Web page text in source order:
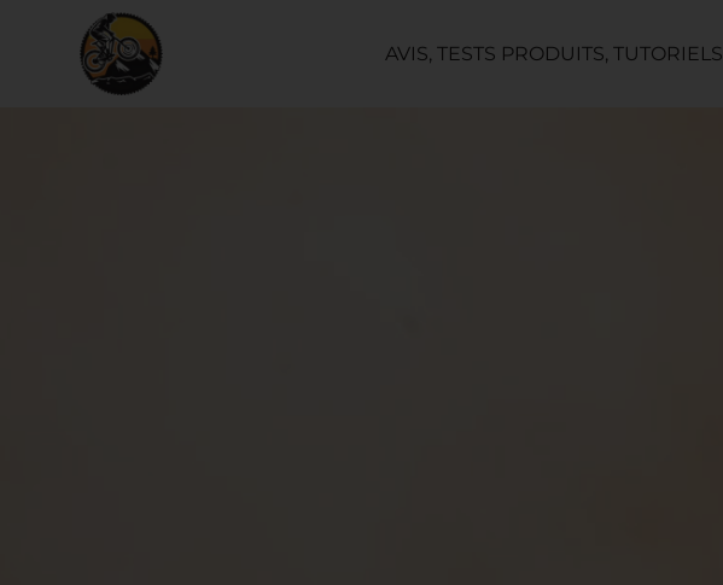
AVIS, TESTS PRODUITS, TUTORIELS